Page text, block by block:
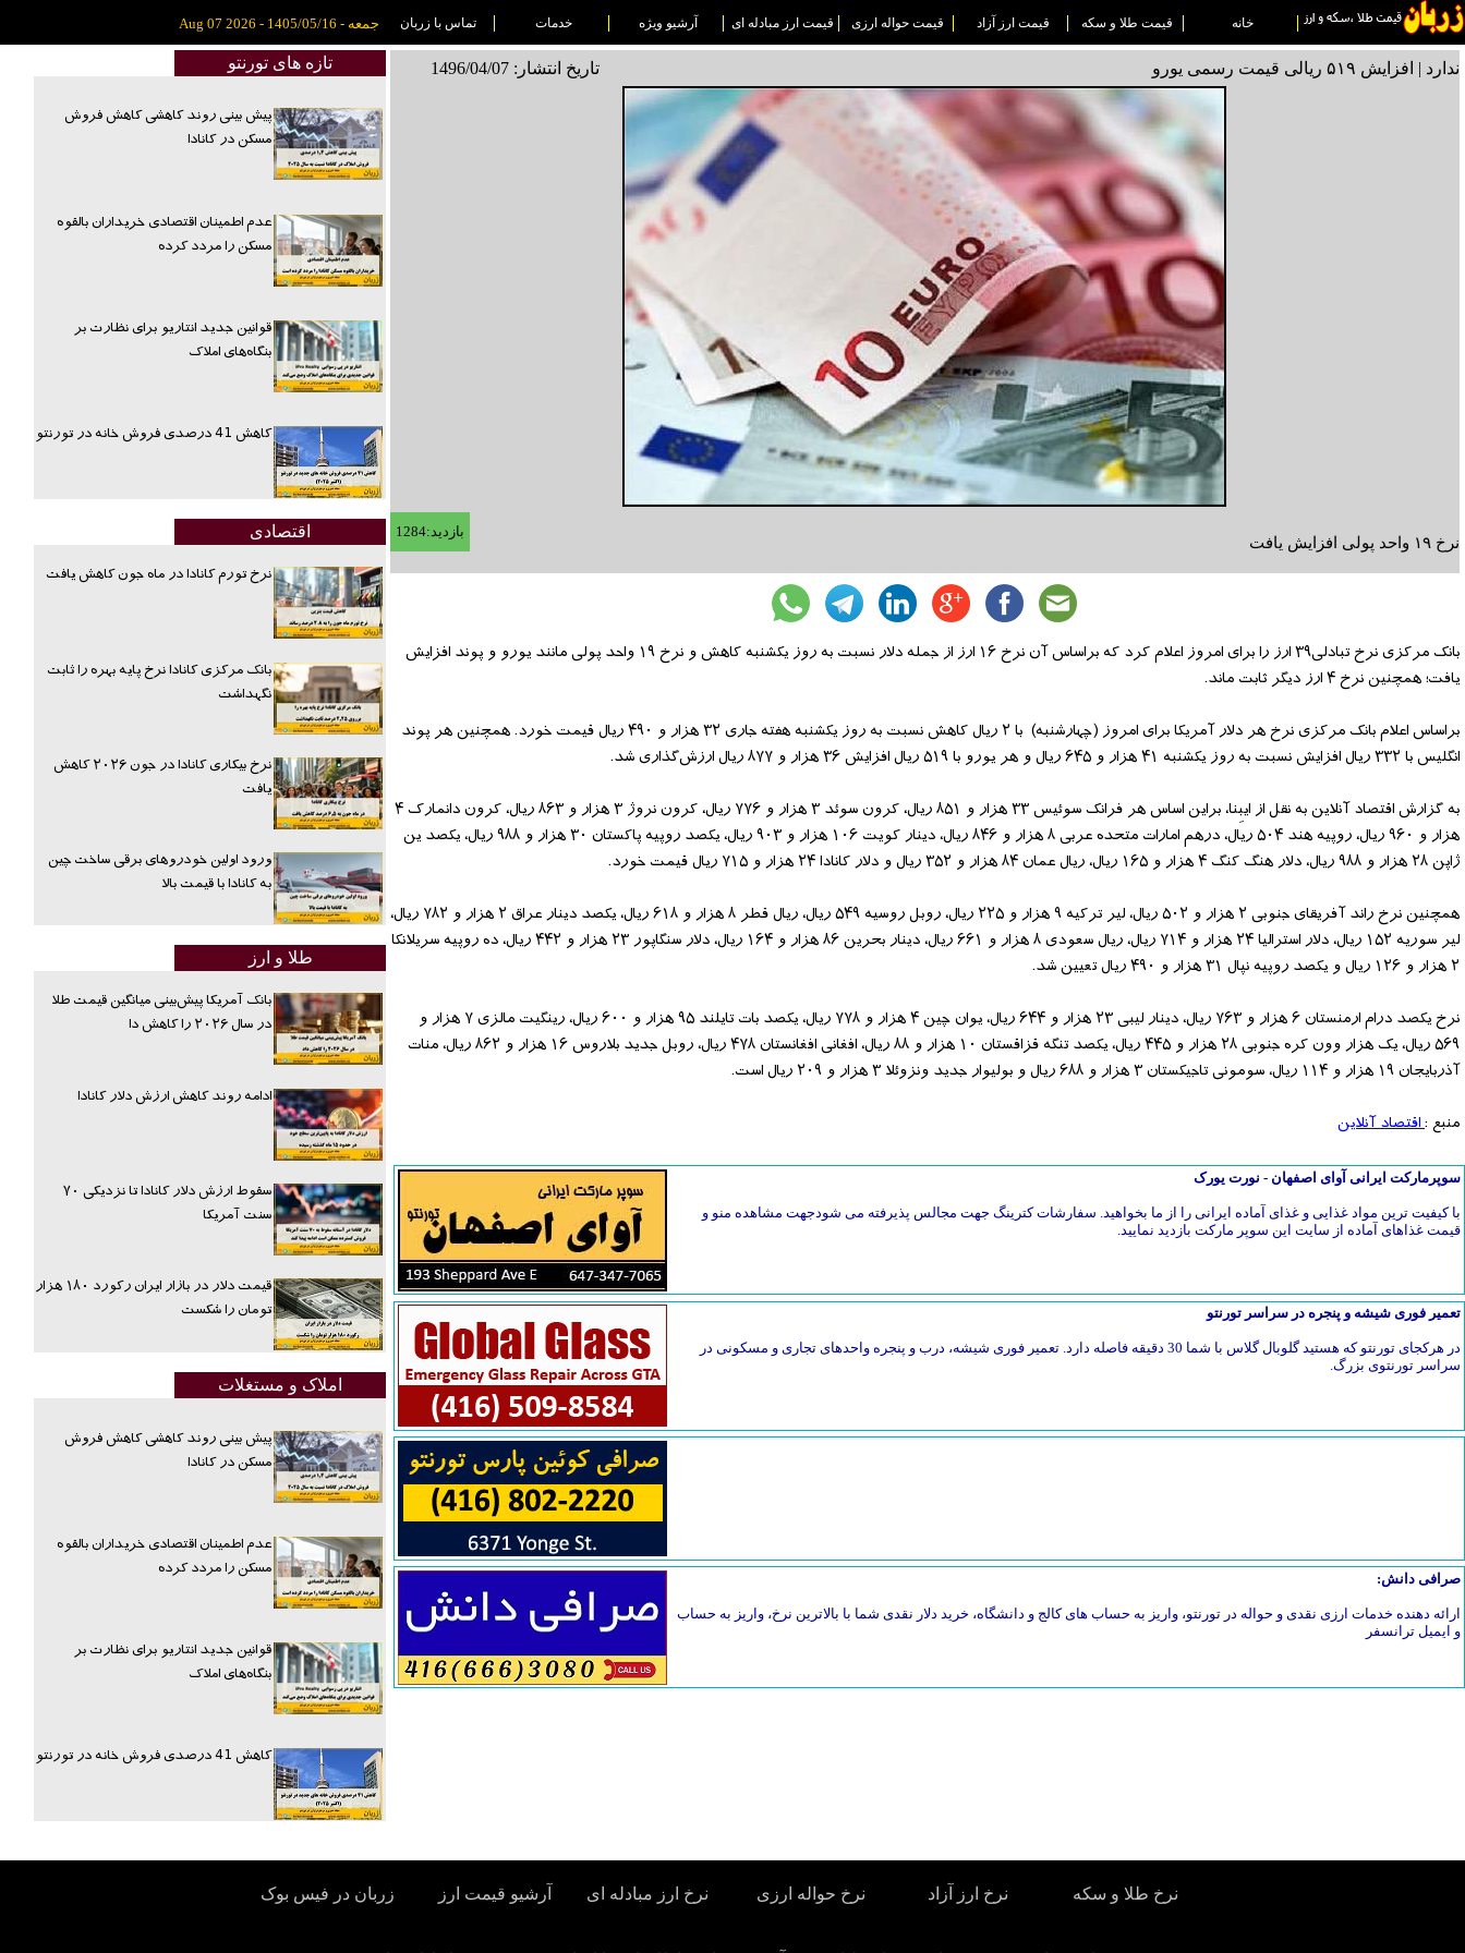
خانه قیمت طلا و سکه قیمت ارز آزاد قیمت حواله ارزی قیمت ارز مبادله ای آرشیو ویژه خدمات تماس با زربان جمعه - 1405/05/16 - Aug 07 2026
ندارد | افزایش ۵۱۹ ریالی قیمت رسمی یورو تاریخ انتشار: 1496/04/07
نرخ ۱۹ واحد پولی افزایش یافت
بازدید:1284
بانک مرکزی نرخ تبادلی۳۹ ارز را برای امروز اعلام کرد که براساس آن نرخ ۱۶ ارز از جمله دلار نسبت به روز یکشنبه کاهش و نرخ ۱۹ واحد پولی مانند یورو و پوند افزایش
یافت؛ همچنین نرخ ۴ ارز دیگر ثابت ماند.
براساس اعلام بانک مرکزی نرخ هر دلار آمریکا برای امروز (چهارشنبه) با ۲ ریال کاهش نسبت به روز یکشنبه هفته جاری ۳۲ هزار و ۴۹۰ ریال قیمت خورد. همچنین هر پوند
انگلیس با ۳۳۲ ریال افزایش نسبت به روز یکشنبه ۴۱ هزار و ۶۴۵ ریال و هر یورو با ۵۱۹ ریال افزایش ۳۶ هزار و ۸۷۷ ریال ارزش‌گذاری شد.
به گزارش اقتصاد آنلاین به نقل از ایبِنا، براین اساس هر فرانک سوئیس ۳۳ هزار و ۸۵۱ ریال، کرون سوئد ۳ هزار و ۷۷۶ ریال، کرون نروژ ۳ هزار و ۸۶۳ ریال، کرون دانمارک ۴
هزار و ۹۶۰ ریال، روپیه هند ۵۰۴ ریال، درهم امارات متحده عربی ۸ هزار و ۸۴۶ ریال، دینار کویت ۱۰۶ هزار و ۹۰۳ ریال، یکصد روپیه پاکستان ۳۰ هزار و ۹۸۸ ریال، یکصد ین
ژاپن ۲۸ هزار و ۹۸۸ ریال، دلار هنگ کنگ ۴ هزار و ۱۶۵ ریال، ریال عمان ۸۴ هزار و ۳۵۲ ریال و دلار کانادا ۲۴ هزار و ۷۱۵ ریال قیمت خورد.
همچنین نرخ راند آفریقای جنوبی ۲ هزار و ۵۰۲ ریال، لیر ترکیه ۹ هزار و ۲۲۵ ریال، روبل روسیه ۵۴۹ ریال، ریال قطر ۸ هزار و ۶۱۸ ریال، یکصد دینار عراق ۲ هزار و ۷۸۲ ریال،
لیر سوریه ۱۵۲ ریال، دلار استرالیا ۲۴ هزار و ۷۱۴ ریال، ریال سعودی ۸ هزار و ۶۶۱ ریال، دینار بحرین ۸۶ هزار و ۱۶۴ ریال، دلار سنگاپور ۲۳ هزار و ۴۴۲ ریال، ده روپیه سریلانکا
۲ هزار و ۱۲۶ ریال و یکصد روپیه نپال ۳۱ هزار و ۴۹۰ ریال تعیین شد.
نرخ یکصد درام ارمنستان ۶ هزار و ۷۶۳ ریال، دینار لیبی ۲۳ هزار و ۶۴۴ ریال، یوان چین ۴ هزار و ۷۷۸ ریال، یکصد بات تایلند ۹۵ هزار و ۶۰۰ ریال، رینگیت مالزی ۷ هزار و
۵۶۹ ریال، یک هزار وون کره جنوبی ۲۸ هزار و ۴۴۵ ریال، یکصد تنگه قزاقستان ۱۰ هزار و ۸۸ ریال، افغانی افغانستان ۴۷۸ ریال، روبل جدید بلاروس ۱۶ هزار و ۸۶۲ ریال، منات
آذربایجان ۱۹ هزار و ۱۱۴ ریال، سومونی تاجیکستان ۳ هزار و ۶۸۸ ریال و بولیوار جدید ونزوئلا ۳ هزار و ۲۰۹ ریال است.
منبع :اقتصاد آنلاین
سوپرمارکت ایرانی آوای اصفهان - نورت یورک
با کیفیت ترین مواد غذایی و غذای آماده ایرانی را از ما بخواهید. سفارشات کترینگ جهت مجالس پذیرفته می شودجهت مشاهده منو و
قیمت غذاهای آماده از سایت این سوپر مارکت بازدید نمایید.
تعمیر فوری شیشه و پنجره در سراسر تورنتو
در هرکجای تورنتو که هستید گلوبال گلاس با شما 30 دقیقه فاصله دارد. تعمیر فوری شیشه، درب و پنجره واحدهای تجاری و مسکونی در
سراسر تورنتوی بزرگ.
صرافی دانش:
ارائه دهنده خدمات ارزی نقدی و حواله در تورنتو، واریز به حساب های کالج و دانشگاه، خرید دلار نقدی شما با بالاترین نرخ، واریز به حساب
و ایمیل ترانسفر
تازه های تورنتو
پیش بینی روند کاهشی کاهش فروش
مسکن در کانادا
عدم اطمینان اقتصادی خریداران بالقوه
مسکن را مردد کرده
قوانین جدید انتاریو برای نظارت بر
بنگاه‌های املاک
کاهش 41 درصدی فروش خانه در تورنتو
اقتصادی
نرخ تورم کانادا در ماه جون کاهش یافت
بانک مرکزی کانادا نرخ پایه بهره را ثابت
نگهداشت
نرخ بیکاری کانادا در جون ۲۰۲۶ کاهش
یافت
ورود اولین خودروهای برقی ساخت چین
به کانادا با قیمت بالا
طلا و ارز
بانک آمریکا پیش‌بینی میانگین قیمت طلا
در سال ۲۰۲۶ را کاهش دا
ادامه روند کاهش ارزش دلار کانادا
سقوط ارزش دلار کانادا تا نزدیکی ۷۰
سنت آمریکا
قیمت دلار در بازار ایران رکورد ۱۸۰ هزار
تومان را شکست
املاک و مستغلات
پیش بینی روند کاهشی کاهش فروش
مسکن در کانادا
عدم اطمینان اقتصادی خریداران بالقوه
مسکن را مردد کرده
قوانین جدید انتاریو برای نظارت بر
بنگاه‌های املاک
کاهش 41 درصدی فروش خانه در تورنتو
نرخ طلا و سکه نرخ ارز آزاد نرخ حواله ارزی نرخ ارز مبادله ای آرشیو قیمت ارز زربان در فیس بوک